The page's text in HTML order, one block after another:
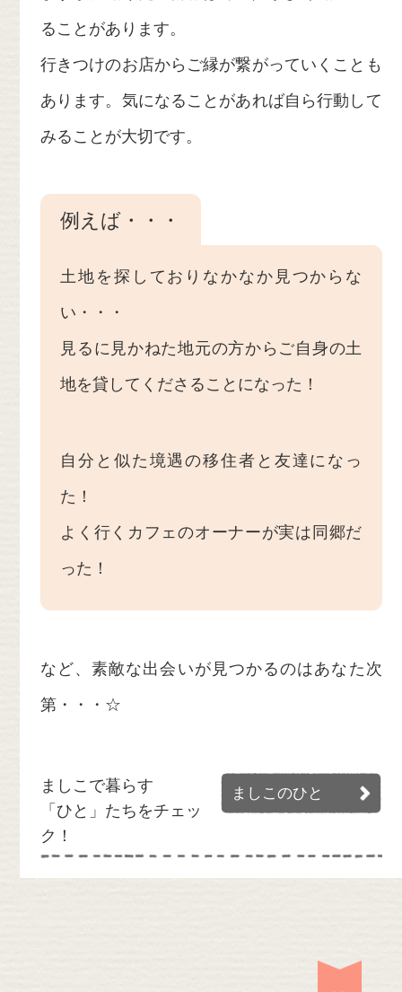
ることがあります。
行きつけのお店からご縁が繋がっていくことも
あります。気になることがあれば自ら行動して
みることが大切です。
例えば・・・
土地を探しておりなかなか見つからな
い・・・
見るに見かねた地元の方からご自身の土
地を貸してくださることになった！
自分と似た境遇の移住者と友達になっ
た！
よく行くカフェのオーナーが実は同郷だ
った！
など、素敵な出会いが見つかるのはあなた次
第・・・☆
ましこで暮らす
「ひと」たちをチェッ
ク！
ましこのひと